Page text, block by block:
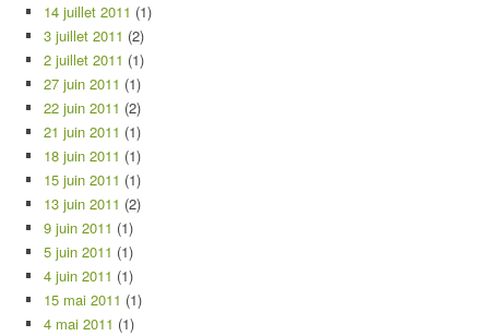
14 juillet 2011 (1)
3 juillet 2011 (2)
2 juillet 2011 (1)
27 juin 2011 (1)
22 juin 2011 (2)
21 juin 2011 (1)
18 juin 2011 (1)
15 juin 2011 (1)
13 juin 2011 (2)
9 juin 2011 (1)
5 juin 2011 (1)
4 juin 2011 (1)
15 mai 2011 (1)
4 mai 2011 (1)